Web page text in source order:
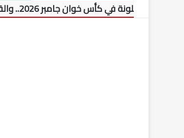
في كأس خوان جامبر 2026.. والقنوات الناقلة